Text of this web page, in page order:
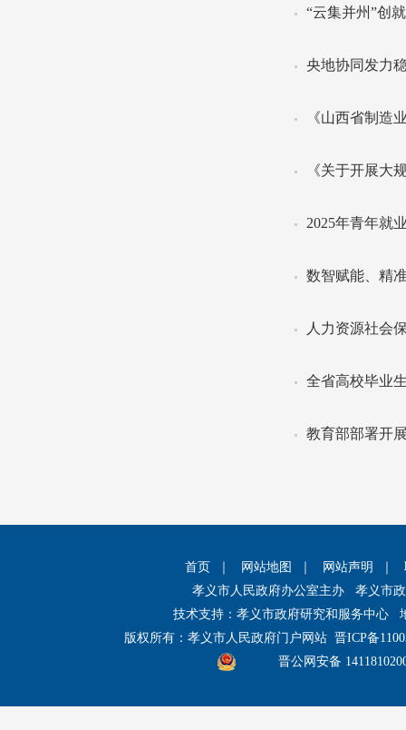
“云集并州”创
央地协同发力
《山西省制造
《关于开展大
2025年青年就
数智赋能、精
人力资源社会
全省高校毕业
教育部部署开
首页 网站地图 网站声明
孝义市人民政府办公室主办 孝义市
技术支持：孝义市政府研究和服务中心
版权所有：孝义市人民政府门户网站 晋ICP备
晋公网安备